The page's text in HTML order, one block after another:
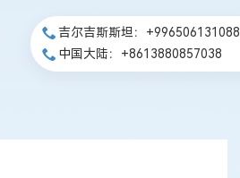
吉尔吉斯斯坦：+996506131088
中国大陆：+8613880857038